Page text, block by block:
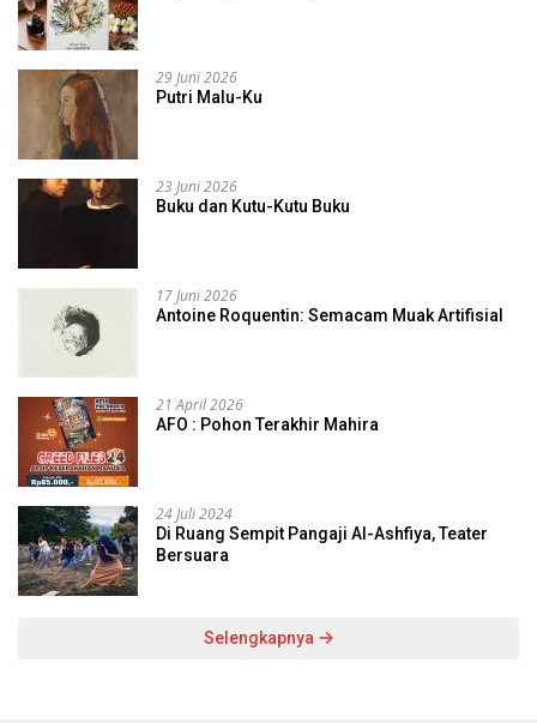
29 Juni 2026
Putri Malu-Ku
23 Juni 2026
Buku dan Kutu-Kutu Buku
17 Juni 2026
Antoine Roquentin: Semacam Muak Artifisial
21 April 2026
AFO : Pohon Terakhir Mahira
24 Juli 2024
Di Ruang Sempit Pangaji Al-Ashfiya, Teater
Bersuara
Selengkapnya